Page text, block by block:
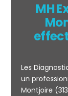
MH
Les
un
Montjoire